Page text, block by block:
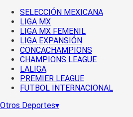
SELECCIÓN MEXICANA
LIGA MX
LIGA MX FEMENIL
LIGA EXPANSIÓN
CONCACHAMPIONS
CHAMPIONS LEAGUE
LALIGA
PREMIER LEAGUE
FUTBOL INTERNACIONAL
Otros Deportes▾